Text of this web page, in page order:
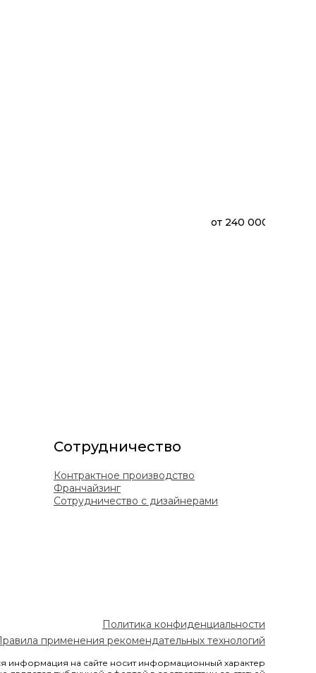
от 240 000 ₽
Сотрудничество
Контрактное производство
Франчайзинг
Сотрудничество с дизайнерами
Политика конфиденциальности
применения рекомендательных технологий
информация на сайте носит информационный характер